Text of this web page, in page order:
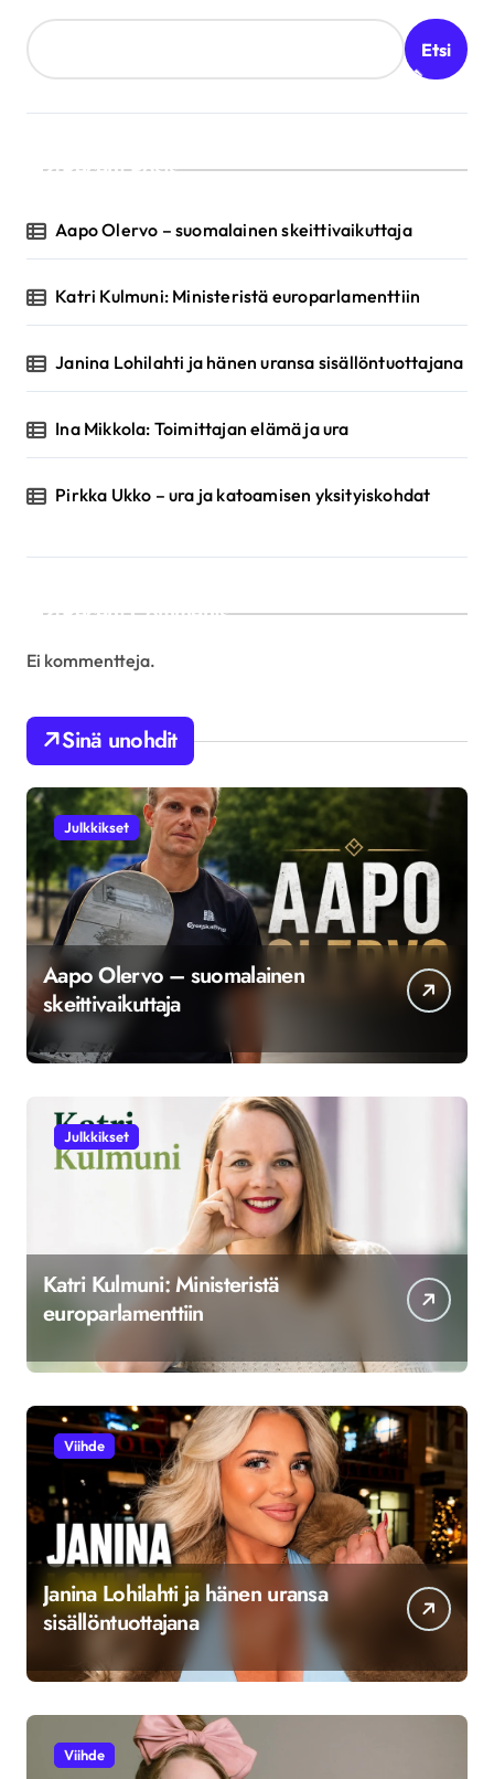
Etsi
Recent Posts
Aapo Olervo – suomalainen skeittivaikuttaja
Katri Kulmuni: Ministeristä europarlamenttiin
Janina Lohilahti ja hänen uransa sisällöntuottajana
Ina Mikkola: Toimittajan elämä ja ura
Pirkka Ukko – ura ja katoamisen yksityiskohdat
Recent Comments
Ei kommentteja.
Sinä unohdit
Julkkikset
Aapo Olervo – suomalainen
skeittivaikuttaja
Julkkikset
Katri Kulmuni: Ministeristä
europarlamenttiin
Viihde
Janina Lohilahti ja hänen uransa
sisällöntuottajana
Viihde